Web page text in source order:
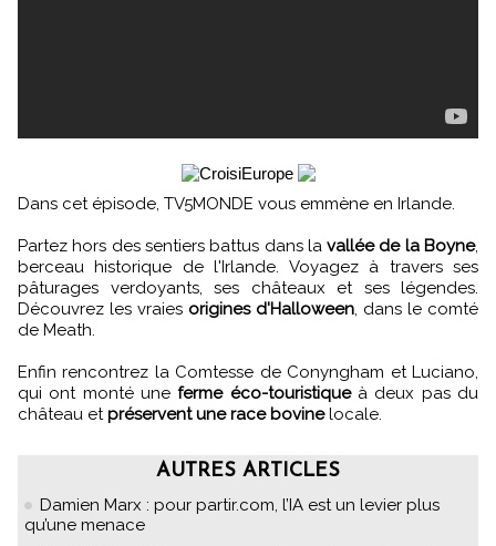
Dans cet épisode, TV5MONDE vous emmène en Irlande.
Partez hors des sentiers battus dans lavallée de la Boyne,
berceau historique de l'Irlande. Voyagez à travers ses
pâturages verdoyants, ses châteaux et ses légendes.
Découvrez les vraies origines d'Halloween , dans le comté
de Meath.
Enfin rencontrez la Comtesse de Conyngham et Luciano,
qui ont monté une ferme éco-touristiqueà deux pas du
château et préservent une race bovinelocale.
AUTRES ARTICLES
Damien Marx : pour partir.com, l’IA est un levier plus
qu’une menace